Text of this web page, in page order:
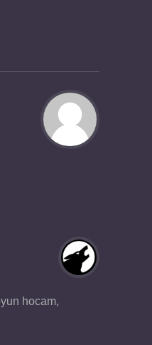
hocam,